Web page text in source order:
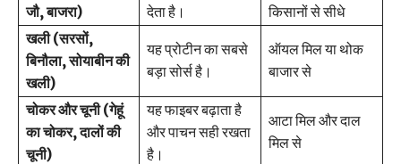
जौ, बाजरा)
देता है।
किसानों से सीधे
खली (सरसों,
बिनौला, सोयाबीन की
खली)
यह प्रोटीन का सबसे
बड़ा सोर्स है।
ऑयल मिल या थोक
बाजार से
चोकर और चूनी (गेहूं
का चोकर, दालों की
चूनी)
यह फाइबर बढ़ाता है
और पाचन सही रखता
है।
आटा मिल और दाल
मिल से